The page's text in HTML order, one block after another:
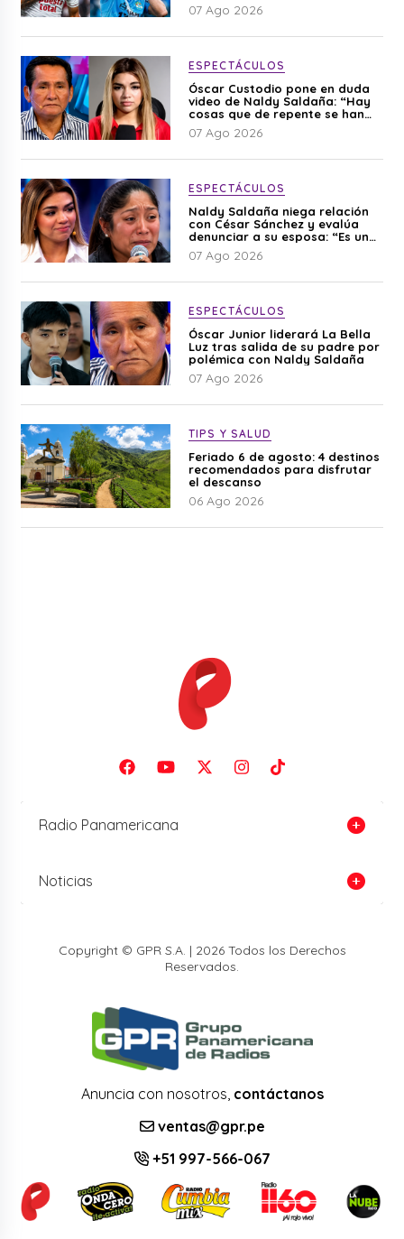
07 Ago 2026
ESPECTÁCULOS
Óscar Custodio pone en duda
video de Naldy Saldaña: “Hay
cosas que de repente se han
editado”
07 Ago 2026
ESPECTÁCULOS
Naldy Saldaña niega relación
con César Sánchez y evalúa
denunciar a su esposa: “Es una
difamación”
07 Ago 2026
ESPECTÁCULOS
Óscar Junior liderará La Bella
Luz tras salida de su padre por
polémica con Naldy Saldaña
07 Ago 2026
TIPS Y SALUD
Feriado 6 de agosto: 4 destinos
recomendados para disfrutar
el descanso
06 Ago 2026
Radio Panamericana
Noticias
Copyright © GPR S.A. | 2026 Todos los Derechos
Reservados.
Anuncia con nosotros, contáctanos
ventas@gpr.pe
+51 997-566-067